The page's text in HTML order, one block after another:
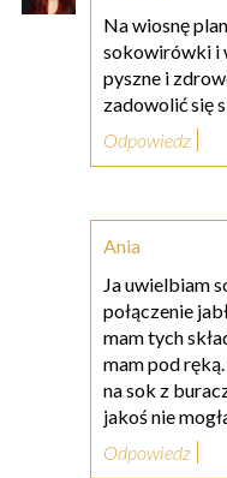
Na wiosnę
sokowirówki i
pyszne i
zadowolić się
Odpowiedz
Ania
Ja uwielbiam
połączenie
mam tych
mam pod
na sok z
jakoś nie
Odpowiedz